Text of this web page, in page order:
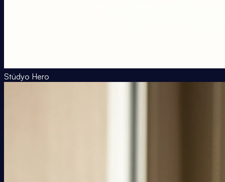
Stüdyo Hero